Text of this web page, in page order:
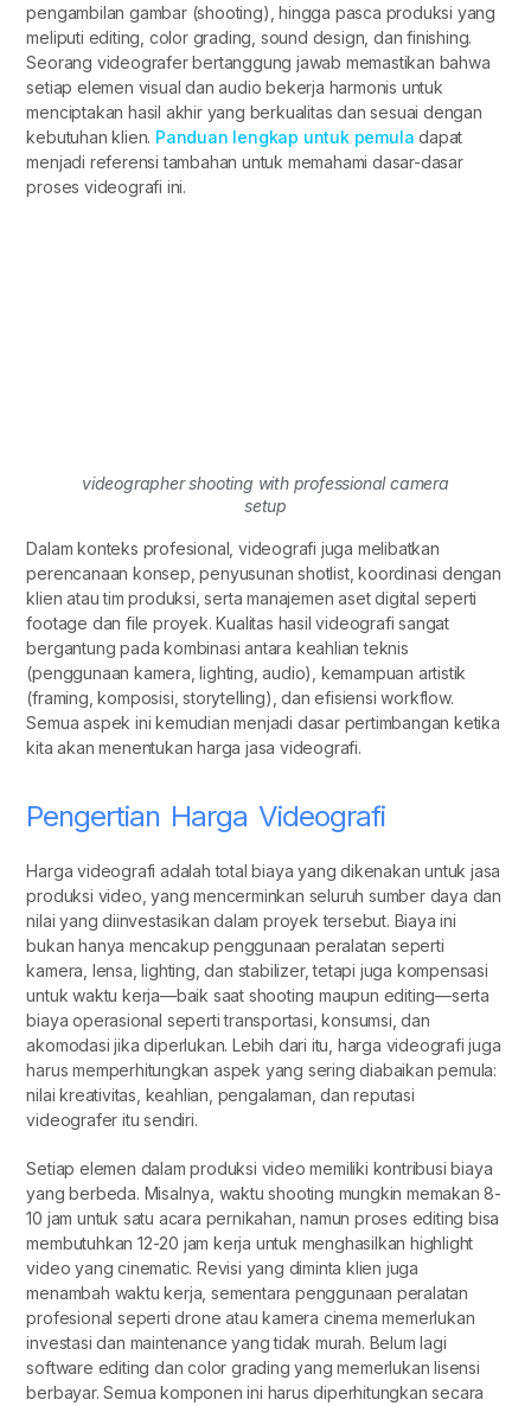
pengambilan gambar (shooting), hingga pasca produksi yang
meliputi editing, color grading, sound design, dan finishing.
Seorang videografer bertanggung jawab memastikan bahwa
setiap elemen visual dan audio bekerja harmonis untuk
menciptakan hasil akhir yang berkualitas dan sesuai dengan
kebutuhan klien. Panduan lengkap untuk pemula dapat
menjadi referensi tambahan untuk memahami dasar-dasar
proses videografi ini.
videographer shooting with professional camera
setup
Dalam konteks profesional, videografi juga melibatkan
perencanaan konsep, penyusunan shotlist, koordinasi dengan
klien atau tim produksi, serta manajemen aset digital seperti
footage dan file proyek. Kualitas hasil videografi sangat
bergantung pada kombinasi antara keahlian teknis
(penggunaan kamera, lighting, audio), kemampuan artistik
(framing, komposisi, storytelling), dan efisiensi workflow.
Semua aspek ini kemudian menjadi dasar pertimbangan ketika
kita akan menentukan harga jasa videografi.
Pengertian Harga Videografi
Harga videografi adalah total biaya yang dikenakan untuk jasa
produksi video, yang mencerminkan seluruh sumber daya dan
nilai yang diinvestasikan dalam proyek tersebut. Biaya ini
bukan hanya mencakup penggunaan peralatan seperti
kamera, lensa, lighting, dan stabilizer, tetapi juga kompensasi
untuk waktu kerja—baik saat shooting maupun editing—serta
biaya operasional seperti transportasi, konsumsi, dan
akomodasi jika diperlukan. Lebih dari itu, harga videografi juga
harus memperhitungkan aspek yang sering diabaikan pemula:
nilai kreativitas, keahlian, pengalaman, dan reputasi
videografer itu sendiri.
Setiap elemen dalam produksi video memiliki kontribusi biaya
yang berbeda. Misalnya, waktu shooting mungkin memakan 8-
10 jam untuk satu acara pernikahan, namun proses editing bisa
membutuhkan 12-20 jam kerja untuk menghasilkan highlight
video yang cinematic. Revisi yang diminta klien juga
menambah waktu kerja, sementara penggunaan peralatan
profesional seperti drone atau kamera cinema memerlukan
investasi dan maintenance yang tidak murah. Belum lagi
software editing dan color grading yang memerlukan lisensi
berbayar. Semua komponen ini harus diperhitungkan secara